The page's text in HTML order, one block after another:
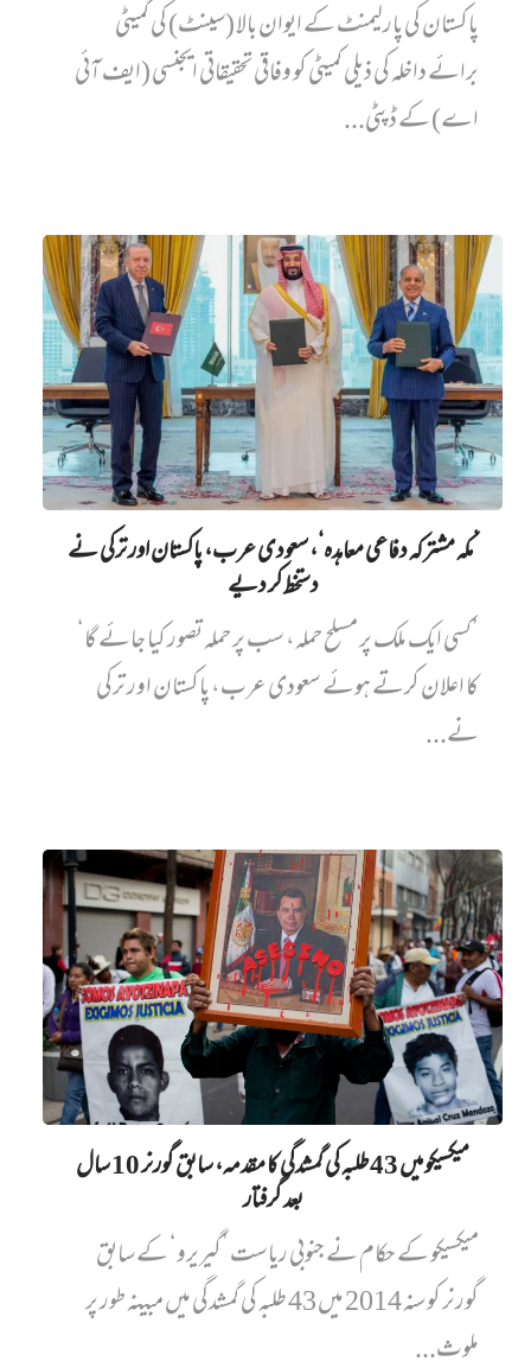
پاکستان کی پارلیمنٹ کے ایوان بالا (سینٹ) کی کمیٹی
برائے داخلہ کی ذیلی کمیٹی کو وفاقی تحقیقاتی ایجنسی (ایف آئی
اے) کے ڈپٹی...
’مکہ مشترکہ دفاعی معاہدہ‘، سعودی عرب، پاکستان اور ترکی نے
دستخط کر دیے
’کسی ایک ملک پر مسلح حملہ، سب پر حملہ تصور کیا جائے گا‘
کا اعلان کرتے ہوئے سعودی عرب، پاکستان اور ترکی
نے...
میکسیکو میں 43 طلبہ کی گمشدگی کا مقدمہ، سابق گورنر 10 سال
بعد گرفتار
میکسیکو کے حکام نے جنوبی ریاست ’گیریرو‘ کے سابق
گورنر کو سنہ 2014 میں 43 طلبہ کی گمشدگی میں مبینہ طور پر
ملوث...